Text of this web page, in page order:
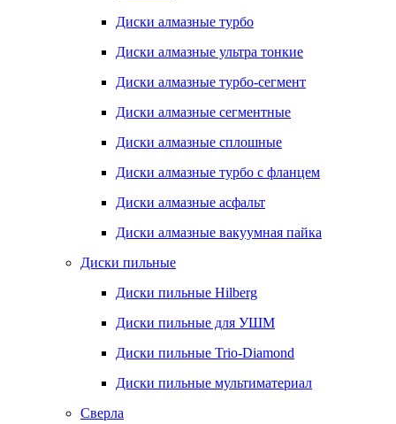
Диски алмазные турбо
Диски алмазные ультра тонкие
Диски алмазные турбо-сегмент
Диски алмазные сегментные
Диски алмазные сплошные
Диски алмазные турбо с фланцем
Диски алмазные асфальт
Диски алмазные вакуумная пайка
Диски пильные
Диски пильные Hilberg
Диски пильные для УШМ
Диски пильные Trio-Diamond
Диски пильные мультиматериал
Сверла